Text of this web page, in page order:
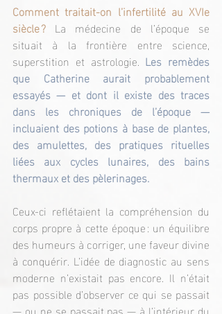
Comment traitait-on l’infertilité au XVIe
siècle ? La médecine de l’époque se
situait à la frontière entre science,
superstition et astrologie. Les remèdes
que Catherine aurait probablement
essayés — et dont il existe des traces
dans les chroniques de l’époque —
incluaient des potions à base de plantes,
des amulettes, des pratiques rituelles
liées aux cycles lunaires, des bains
thermaux et des pèlerinages.
Ceux-ci reflétaient la compréhension du
corps propre à cette époque : un équilibre
des humeurs à corriger, une faveur divine
à conquérir. L’idée de diagnostic au sens
moderne n’existait pas encore. Il n’était
pas possible d’observer ce qui se passait